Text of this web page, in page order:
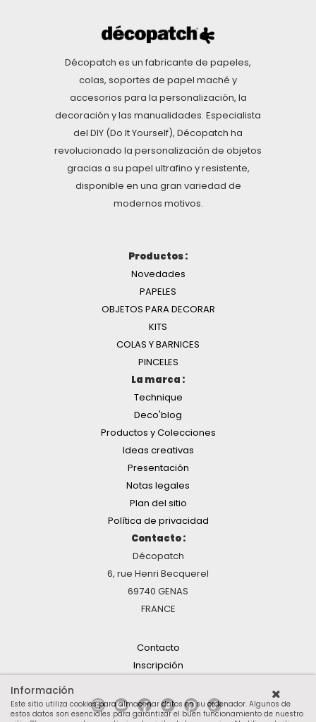
Décopatch es un fabricante de papeles,
colas, soportes de papel maché y
accesorios para la personalización, la
decoración y las manualidades. Especialista
del DIY (Do It Yourself), Décopatch ha
revolucionado la personalización de objetos
gracias a su papel ultrafino y resistente,
disponible en una gran variedad de
modernos motivos.
Productos :
Novedades
PAPELES
OBJETOS PARA DECORAR
KITS
COLAS Y BARNICES
PINCELES
La marca :
Technique
Deco'blog
Productos y Colecciones
Ideas creativas
Presentación
Notas legales
Plan del sitio
Política de privacidad
Contacto :
Décopatch
6, rue Henri Becquerel
69740 GENAS
FRANCE
Contacto
Inscripción
Información
Este sitio utiliza cookies para almacenar datos en su ordenador. Algunos de
estos datos son esenciales para garantizar el buen funcionamiento de nuestro